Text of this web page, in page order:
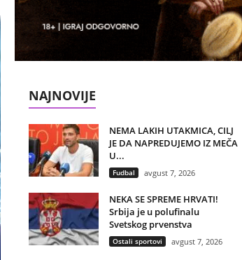
NAJNOVIJE
NEMA LAKIH UTAKMICA, CILJ
JE DA NAPREDUJEMO IZ MEČA
U...
Fudbal avgust 7, 2026
NEKA SE SPREME HRVATI!
Srbija je u polufinalu
Svetskog prvenstva
Ostali sportovi avgust 7, 2026